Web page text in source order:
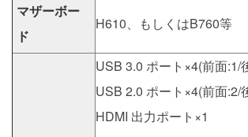
マザーボー
ド
H610、もしくはB760等
USB 3.0 ポート×4(前面:1/
USB 2.0 ポート×4(前面:2/
HDMI 出力ポート×1